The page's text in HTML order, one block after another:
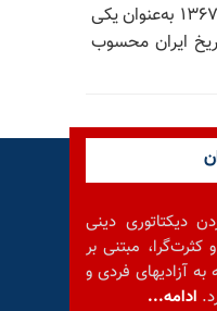
سی‌نیوز انگلستان: قتل‌عام ۱۳۶۷ به‌عنوان یکی
ایران محسوب
دیکتاتوری دینی
کثرت‌گرا، مبتنی بر
آزادیهای فردی و
ادامه...